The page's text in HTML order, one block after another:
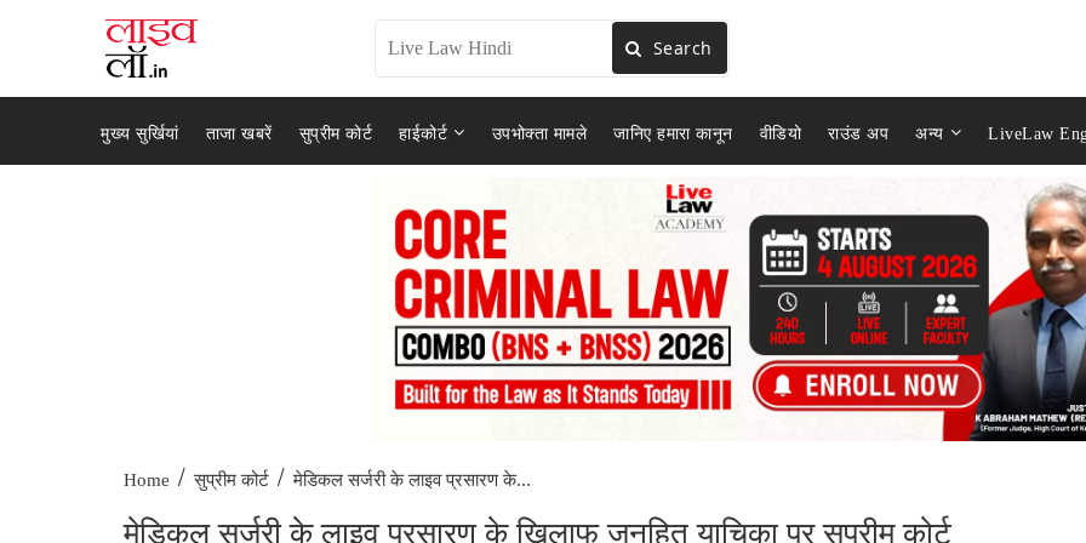
Search
मुख्य सुर्खियां ताजा खबरें सुप्रीम कोर्ट हाईकोर्ट उपभोक्ता मामले जानिए हमारा कानून वीडियो राउंड अप अन्य LiveLaw
Home / सुप्रीम कोर्ट / मेडिकल सर्जरी के लाइव प्रसारण के...
मेडिकल सर्जरी के लाइव प्रसारण के खिलाफ जनहित याचिका पर सुप्रीम कोर्ट